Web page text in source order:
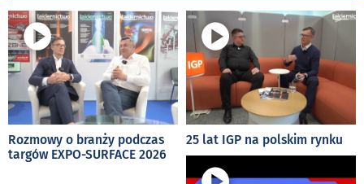
Rozmowy o branży podczas
targów EXPO-SURFACE 2026
25 lat IGP na polskim rynku